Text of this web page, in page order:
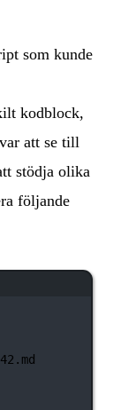
som kunde
kodblock,
att se till
stödja olika
följande